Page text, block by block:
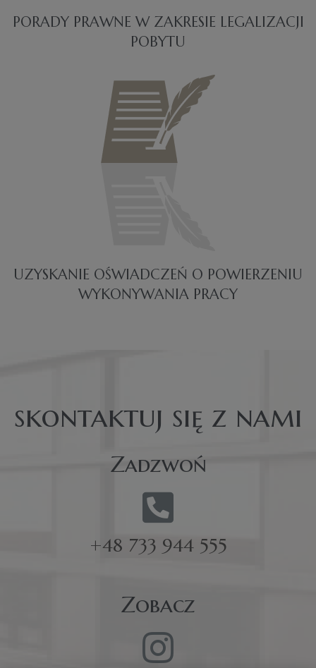
PORADY PRAWNE W ZAKRESIE LEGALIZACJI
POBYTU
UZYSKANIE OŚWIADCZEŃ O POWIERZENIU
WYKONYWANIA PRACY
skontaktuj się z nami
Zadzwoń
+48 733 944 555
Zobacz